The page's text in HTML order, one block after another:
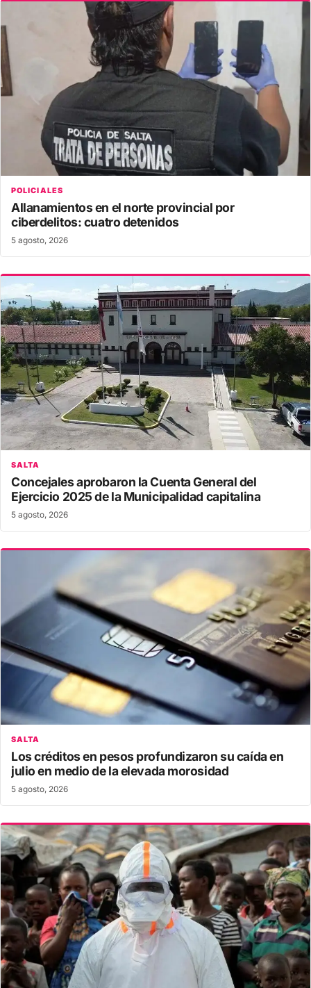
POLICIALES
Allanamientos en el norte provincial por
ciberdelitos: cuatro detenidos
5 agosto, 2026
SALTA
Concejales aprobaron la Cuenta General del
Ejercicio 2025 de la Municipalidad capitalina
5 agosto, 2026
SALTA
Los créditos en pesos profundizaron su caída en
julio en medio de la elevada morosidad
5 agosto, 2026